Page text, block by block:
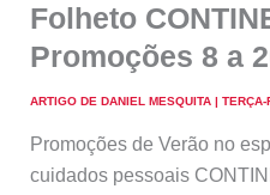
Folheto
Promoções 8 a
ARTIGO DE DANIEL MESQUITA |
Promoções de Verão no
cuidados pessoais